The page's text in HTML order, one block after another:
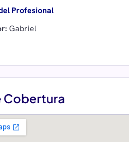
Profesional
Gabriel
Cobertura